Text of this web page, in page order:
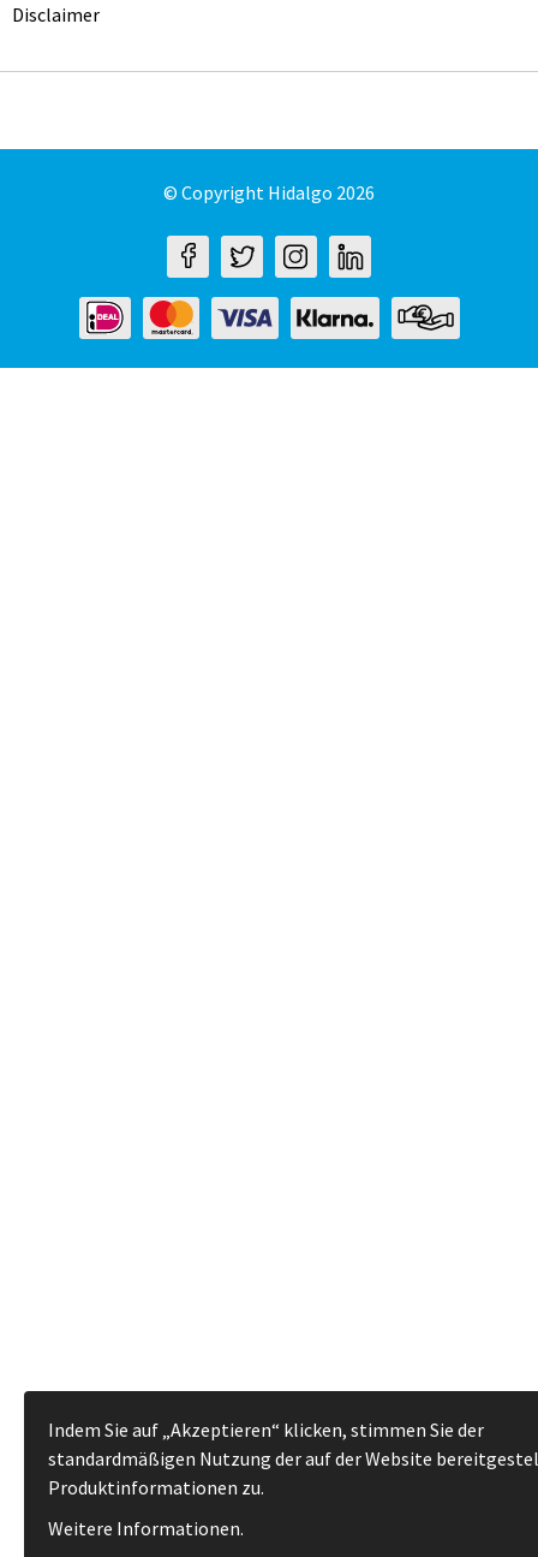
Disclaimer
© Copyright Hidalgo 2026
Indem Sie auf „Akzeptieren“ klicken, stimmen Sie der
standardmäßigen Nutzung der auf der Website
Produktinformationen zu.
Weitere Informationen.